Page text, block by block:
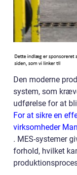
Den moderne
system, som
udførelse for at
For at sikre en
virksomheder
. MES-systemer
forhold, hvilket